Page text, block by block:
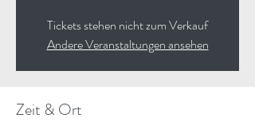
Tickets stehen nicht zum Verkauf
Andere Veranstaltungen ansehen
Zeit & Ort